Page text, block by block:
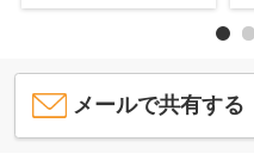
メールで共有する